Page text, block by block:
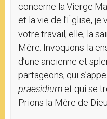
concerne la Vierge
et la vie de l’Église,
votre travail, elle, la
Mère. Invoquons-la
d’une ancienne et
partageons, qui
praesidium et qui se
Prions la Mère de